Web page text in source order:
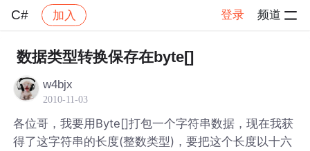
C# 加入 登录 频道
社区 C# 帖子详情
数据类型转换保存在byte[]
w4bjx
2010-11-03
各位哥，我要用Byte[]打包一个字符串数据，现在我获
得了这字符串的长度(整数类型)，要把这个长度以十六